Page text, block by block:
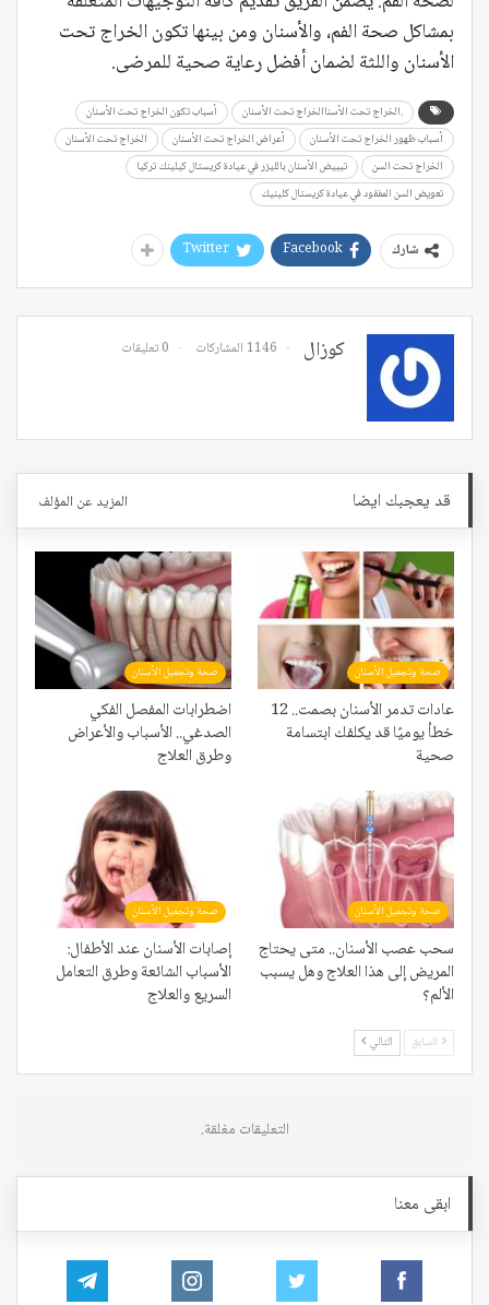
بمشاكل صحة الفم، والأسنان ومن بينها تكون الخراج تحت
الأسنان واللثة لضمان أفضل رعاية صحية للمرضى.
.الخراج تحت الأسناالخراج تحت الأسنان
أسباب تكون الخراج تحت الأسنان
أسباب ظهور الخراج تحت الأسنان
أعراض الخراج تحت الأسنان
الخراج تحت الأسنان
الخراج تحت السن
تبييض الأسنان بالليزر في عيادة كريستال كيلينك تركيا
تعويض السن المفقود في عيادة كريستال كلينيك
شارك Facebook
Twitter
كوزال 1146 المشاركات 0 تعليقات
قد يعجبك ايضا المزيد عن المؤلف
صحة وتجميل الأسنان
عادات تدمر الأسنان بصمت.. 12
خطأ يوميًا قد يكلفك ابتسامة
صحية
صحة وتجميل الأسنان
اضطرابات المفصل الفكي
الصدغي.. الأسباب والأعراض
وطرق العلاج
صحة وتجميل الأسنان
سحب عصب الأسنان.. متى يحتاج
المريض إلى هذا العلاج وهل يسبب
الألم؟
صحة وتجميل الأسنان
إصابات الأسنان عند الأطفال:
الأسباب الشائعة وطرق التعامل
السريع والعلاج
السابق التالي
التعليقات مغلقة.
ابقى معنا